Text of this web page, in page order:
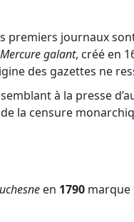
premiers journaux
galant, créé en
des gazettes ne
à la presse
la censure
en 1790 marque